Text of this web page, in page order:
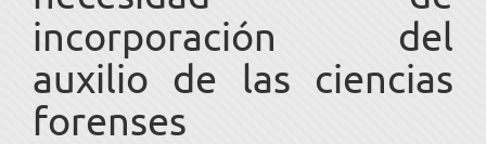
incorporación del
auxilio de las ciencias
forenses